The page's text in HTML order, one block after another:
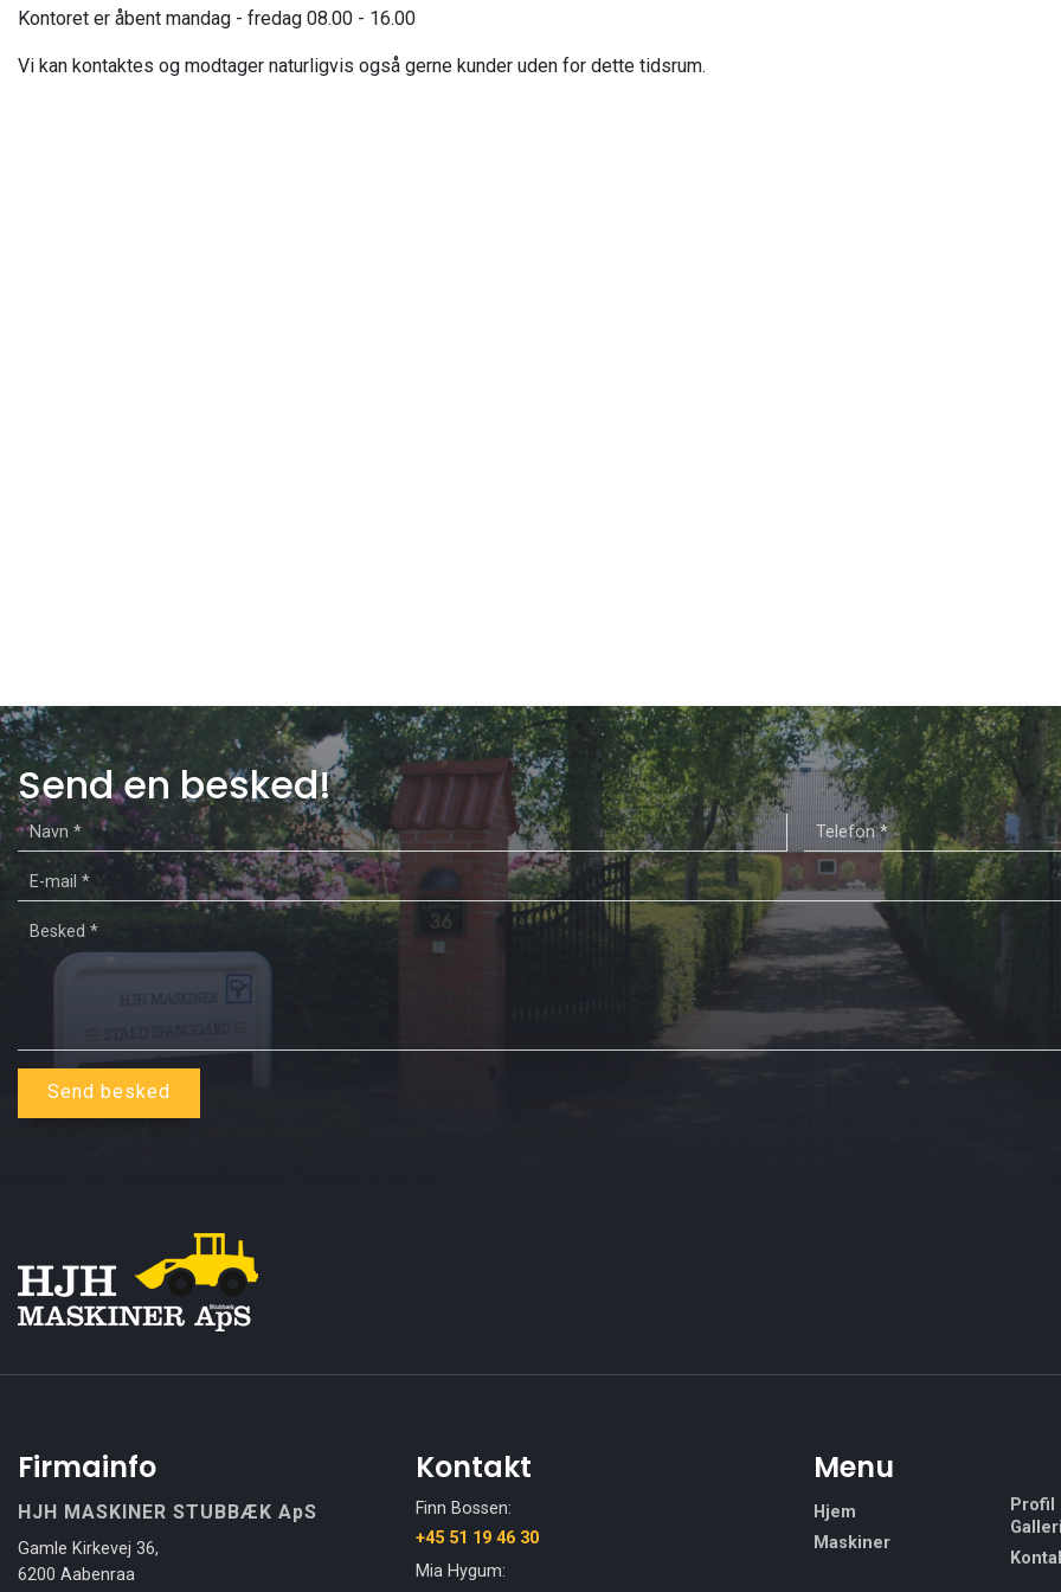
Kontoret er åbent mandag - fredag 08.00 - 16.00
Vi kan kontaktes og modtager naturligvis også gerne kunder uden for dette tidsrum.
Send en besked!
Firmainfo
HJH MASKINER STUBBÆK ApS
Gamle Kirkevej 36,
6200 Aabenraa
Kontakt
Finn Bossen:
+45 51 19 46 30
Mia Hygum:
Menu
Hjem
Maskiner
Profil